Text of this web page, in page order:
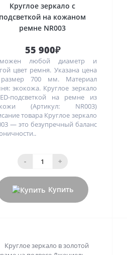
Круглое зеркало с
подсветкой на кожаном
ремне NR003
55 900₽
любой диаметр и
цвет ремня. Указана цена
700 мм. Материал
экокожа. Круглое зеркало
подсветкой на ремне из
(Артикул: NR003)
товара Круглое зеркало
— это безупречный баланс
- +
Купить